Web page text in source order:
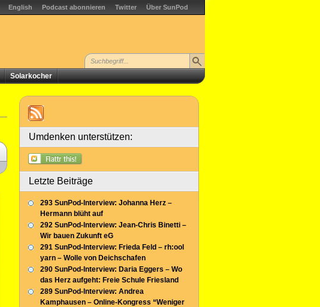
English Podcast abonnieren Twitter Über SunPod
Solarkocher
Umdenken unterstützen:
Letzte Beiträge
293 SunPod-Interview: Johanna Herz –
Hermann blüht auf
292 SunPod-Interview: Jean-Chris Binetti –
Wir bauen Zukunft eG
291 SunPod-Interview: Frieda Feld – rh:ool
yarn – Wolle von Deichschafen
290 SunPod-Interview: Daria Eggers – Wo
das Herz aufgeht: Freie Schule Friesland
289 SunPod-Interview: Andrea
Kamphausen – Online-Kongress “Weniger